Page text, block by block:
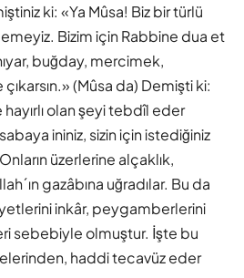
ki: «Ya Mûsa! Biz bir türlü
Bizim için Rabbine dua et
buğday, mercimek,
(Mûsa da) Demişti ki:
hayırlı olan şeyi tebdîl eder
ininiz, sizin için istediğiniz
üzerlerine alçaklık,
gazâbına uğradılar. Bu da
inkâr, peygamberlerini
sebebiyle olmuştur. İşte bu
haddi tecavüz eder